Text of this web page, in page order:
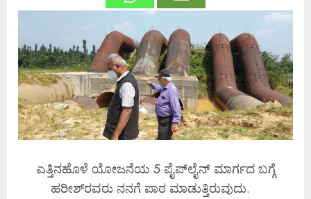
ಎತ್ತಿನಹೊಳೆ ಯೋಜನೆಯ 5 ಪೈಪ್‌ಲೈನ್ ಮಾರ್ಗದ ಬಗ್ಗೆ
ಹರೀಶ್‌ರವರು ನನಗೆ ಪಾಠ ಮಾಡುತ್ತಿರುವುದು.